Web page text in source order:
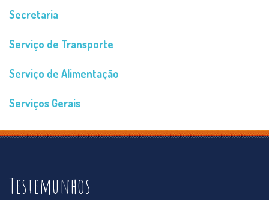
Secretaria
Serviço de Transporte
Serviço de Alimentação
Serviços Gerais
Testemunhos